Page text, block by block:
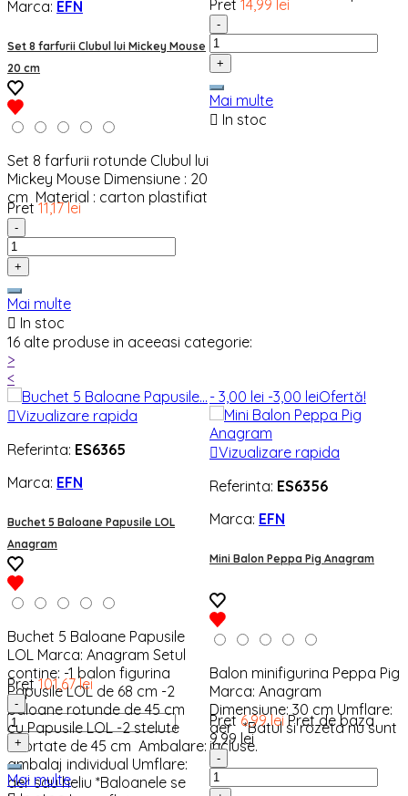
Marca: EFN
Set 8 farfurii Clubul lui Mickey Mouse
20 cm
Set 8 farfurii rotunde Clubul lui
Mickey Mouse Dimensiune : 20
cm Material : carton plastifiat
Pret 11,17 lei
-
+
Mai multe
 In stoc
Pret 14,99 lei
-
+
Mai multe
 In stoc
16 alte produse in aceeasi categorie:
>
<
Vizualizare rapida
Referinta: ES6365
Marca: EFN
Buchet 5 Baloane Papusile LOL
Anagram
Buchet 5 Baloane Papusile
LOL Marca: Anagram Setul
contine: -1 balon figurina
Papusile LOL de 68 cm -2
baloane rotunde de 45 cm
cu Papusile LOL -2 stelute
asortate de 45 cm Ambalare:
ambalaj individual Umflare:
aer sau heliu *Baloanele se
Pret 101,67 lei
-
+
Mai multe
- 3,00 lei -3,00 leiOfertă!
Vizualizare rapida
Referinta: ES6356
Marca: EFN
Mini Balon Peppa Pig Anagram
Balon minifigurina Peppa Pig
Marca: Anagram
Dimensiune: 30 cm Umflare:
aer *Batul si rozeta nu sunt
incluse.
Pret 6,99 lei Pret de baza
9,99 lei
-